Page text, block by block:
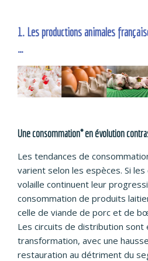
1. Les productions animales
…
Une consommation* en évolution
Les tendances de
varient selon les espèces. Si
volaille continuent leur
consommation de produits
celle de viande de porc et de
Les circuits de distribution sont
transformation, avec une
restauration au détriment du